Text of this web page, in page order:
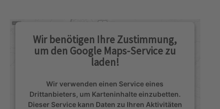
Wir benötigen Ihre Zustimmung,
um den Google Maps-Service zu
laden!
Wir verwenden einen Service eines
Drittanbieters, um Karteninhalte einzubetten.
Dieser Service kann Daten zu Ihren Aktivitäten